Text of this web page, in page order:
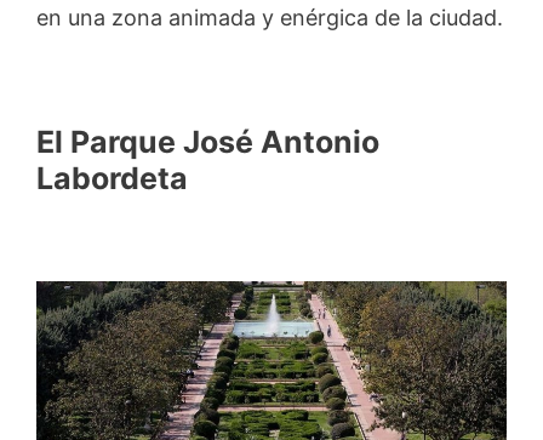
en una zona animada y enérgica de la ciudad.
El Parque José Antonio
Labordeta